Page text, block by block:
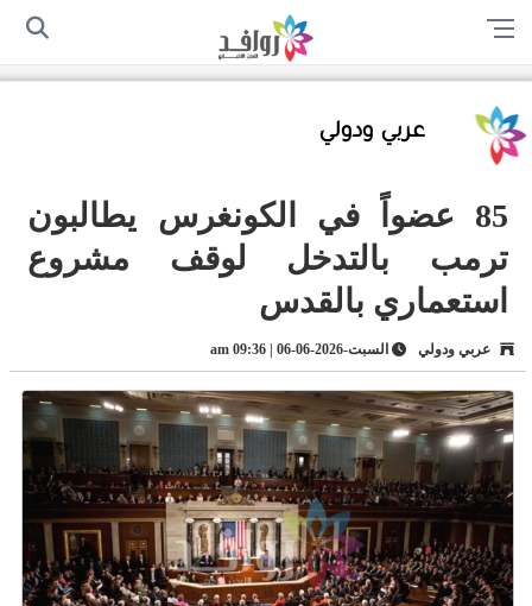
الرئيسية سياسة الخصوصية
عربي ودولي
85 عضواً في الكونغرس يطالبون
ترمب بالتدخل لوقف مشروع
استعماري بالقدس
عربي ودولي السبت-2026-06-06 | 09:36 am